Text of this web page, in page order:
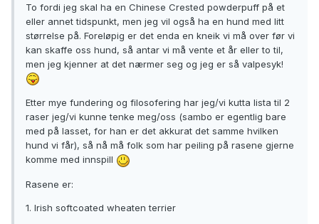
To fordi jeg skal ha en Chinese Crested powderpuff på et
eller annet tidspunkt, men jeg vil også ha en hund med litt
størrelse på. Foreløpig er det enda en kneik vi må over før vi
kan skaffe oss hund, så antar vi må vente et år eller to til,
men jeg kjenner at det nærmer seg og jeg er så valpesyk!
Etter mye fundering og filosofering har jeg/vi kutta lista til 2
raser jeg/vi kunne tenke meg/oss (sambo er egentlig bare
med på lasset, for han er det akkurat det samme hvilken
hund vi får), så nå må folk som har peiling på rasene gjerne
komme med innspill
Rasene er:
1. Irish softcoated wheaten terrier